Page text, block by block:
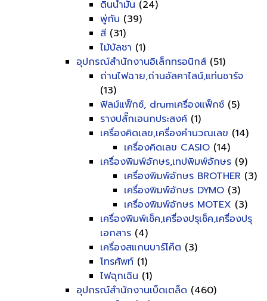
ดินน้ำมัน (24)
พู่กัน (39)
สี (31)
ไม้บัลชา (1)
อุปกรณ์สำนักงานอิเล็กทรอนิกส์ (51)
ถ่านไฟฉาย,ถ่านอัลคาไลน์,แท่นชาร์จ
(13)
ฟิลม์แฟ็กซ์, drumเครื่องแฟ็กซ์ (5)
รางปลั๊กเอนกประสงค์ (1)
เครื่องคิดเลข,เครื่องคำนวณเลข (14)
เครื่องคิดเลข CASIO (14)
เครื่องพิมพ์อักษร,เทปพิมพ์อักษร (9)
เครื่องพิมพ์อักษร BROTHER (3)
เครื่องพิมพ์อักษร DYMO (3)
เครื่องพิมพ์อักษร MOTEX (3)
เครื่องพิมพ์เช็ค,เครื่องปรุเช็ค,เครื่องปรุ
เอกสาร (4)
เครื่องสแกนบาร์โค๊ต (3)
โทรศัพท์ (1)
ไฟฉุกเฉิน (1)
อุปกรณ์สำนักงานเบ็ดเตล็ด (460)